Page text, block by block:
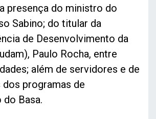
presença do ministro do
Sabino; do titular da
de Desenvolvimento da
Paulo Rocha, entre
além de servidores e de
programas de
Basa.